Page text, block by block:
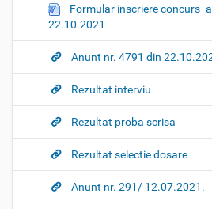
Formular inscriere concurs-
22.10.2021
Anunt nr. 4791 din
Rezultat interviu
Rezultat proba scrisa
Rezultat selectie dosare
Anunt nr. 291/ 12.07.2021.